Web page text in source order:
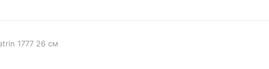
1777 26 см